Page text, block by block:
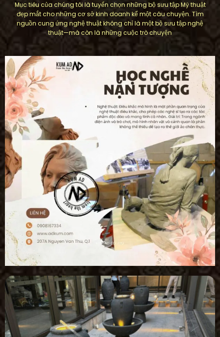
Mục tiêu của chúng tôi là tuyển chọn những bộ sưu tập Mỹ thuật
đẹp mắt cho những cơ sở kinh doanh kể một câu chuyện. Tìm
nguồn cung ứng nghệ thuật không chỉ là một bộ sưu tập nghệ
thuật—mà còn là những cuộc trò chuyện